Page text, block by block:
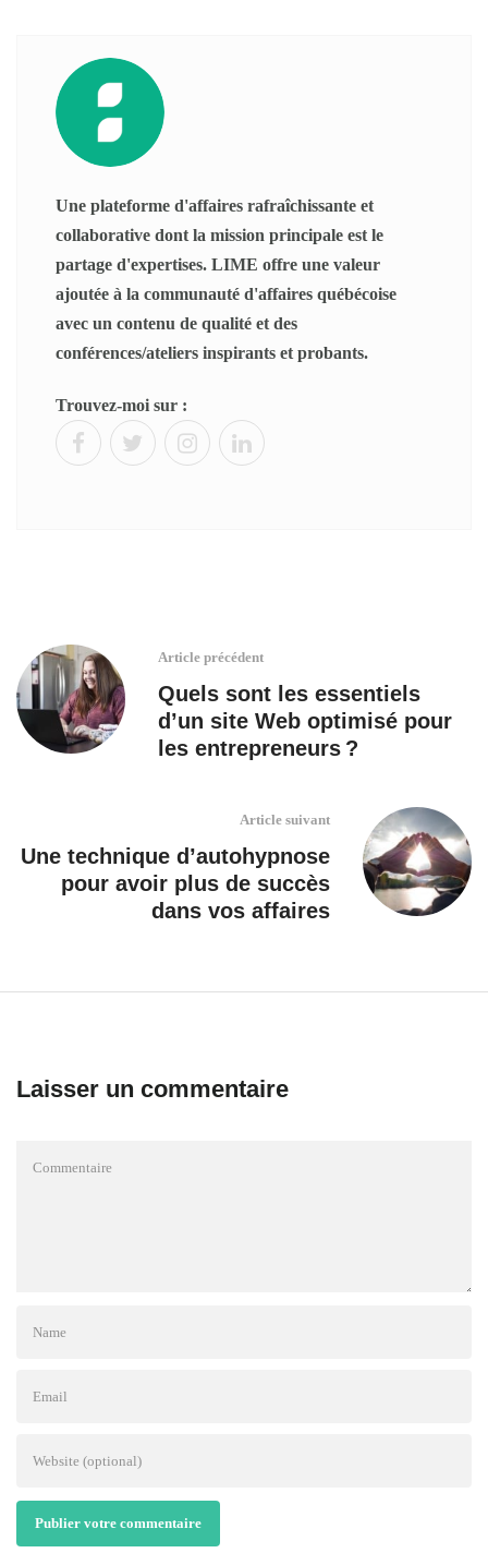
Une plateforme d'affaires rafraîchissante et
collaborative dont la mission principale est le
partage d'expertises. LIME offre une valeur
ajoutée à la communauté d'affaires québécoise
avec un contenu de qualité et des
conférences/ateliers inspirants et probants.
Trouvez-moi sur :
Article précédent
Quels sont les essentiels
d’un site Web optimisé pour
les entrepreneurs ?
Article suivant
Une technique d’autohypnose
pour avoir plus de succès
dans vos affaires
Laisser un commentaire
Publier votre commentaire